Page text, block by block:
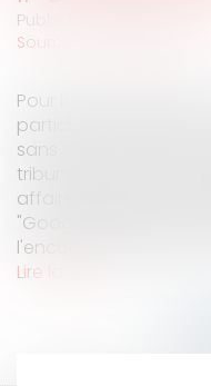
Publié le :
Source :
Pour la première
participer à
sans aller au terme
tribunaux.La liberté
affaire fait suite à la
"Google Blogger"de
l'encontre de
Lire la suite